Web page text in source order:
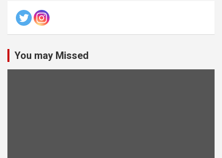
You may Missed